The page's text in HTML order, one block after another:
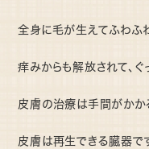
全身に毛が生えてふわふ
痒みからも解放されて、
皮膚の治療は手間がかか
皮膚は再生できる臓器で